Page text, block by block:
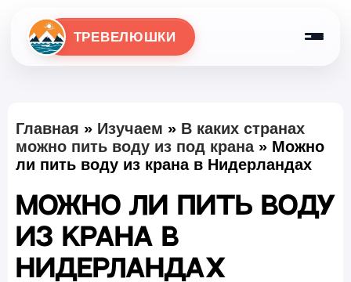
ТРЕВЕЛЮШКИ
Главная » Изучаем » В каких странах
можно пить воду из под крана» Можно
ли пить воду из крана в Нидерландах
Можно ли пить воду
из крана в
Нидерландах